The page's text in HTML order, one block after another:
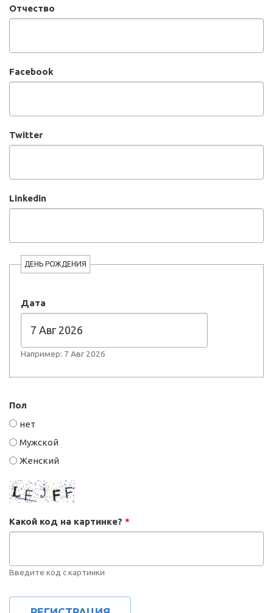
Отчество
Facebook
Twitter
Linkedin
ДЕНЬ РОЖДЕНИЯ
Дата
Например: 7 Авг 2026
Пол
нет
Мужской
Женский
Какой код на картинке? *
Введите код с картинки